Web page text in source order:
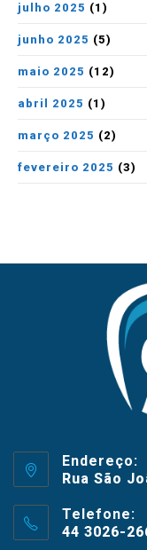
julho 2025 (1)
junho 2025 (5)
maio 2025 (12)
abril 2025 (1)
março 2025 (2)
fevereiro 2025 (3)
Endereço:
Rua São
Telefone:
44 3026-